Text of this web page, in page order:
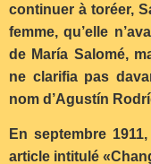
continuer à toréer,
femme, qu’elle
de María Salomé,
ne clarifia pas
nom d’Agustín
En septembre
article intitulé